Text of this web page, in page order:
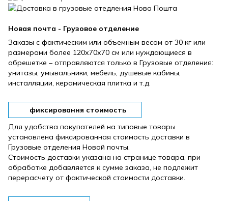
Новая почта - Грузовое отделение
Заказы с фактическим или объемным весом от 30 кг или
размерами более 120х70х70 см или нуждающиеся в
обрешетке – отправляются только в Грузовые отделения:
унитазы, умывальники, мебель, душевые кабины,
инсталляции, керамическая плитка и т.д.
фиксировання стоимость
Для удобства покупателей на типовые товары
установлена ​​фиксированная стоимость доставки в
Грузовые отделения Новой почты.
Стоимость доставки указана на странице товара, при
обработке добавляется к сумме заказа, не подлежит
перерасчету от фактической стоимости доставки.